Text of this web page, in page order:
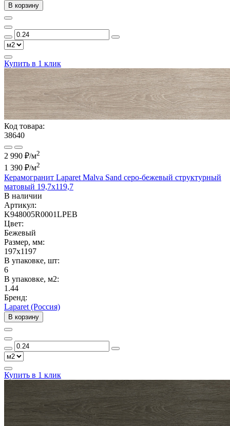
В корзину
Купить в 1 клик
Код товара:
38640
2 990 ₽/м2
1 390 ₽/м2
Керамогранит Laparet Malva Sand серо-бежевый структурный
матовый 19,7x119,7
В наличии
Артикул:
K948005R0001LPEB
Цвет:
Бежевый
Размер, мм:
197x1197
В упаковке, шт:
6
В упаковке, м2:
1.44
Бренд:
Laparet (Россия)
В корзину
Купить в 1 клик